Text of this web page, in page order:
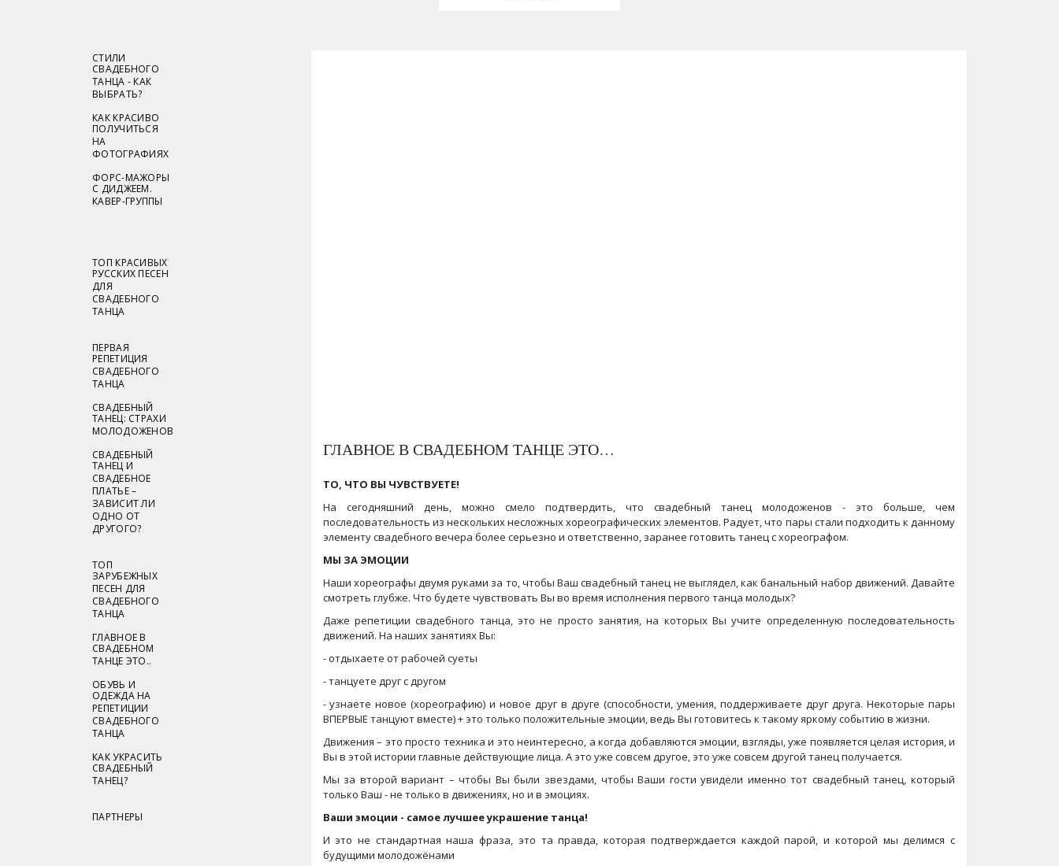
ГЛАВНОЕ В СВАДЕБНОМ ТАНЦЕ ЭТО…
ТО, ЧТО ВЫ ЧУВСТВУЕТЕ!
На сегодняшний день, можно смело подтвердить, что свадебный танец молодоженов - это больше, чем
последовательность из нескольких несложных хореографических элементов. Радует, что пары стали подходить к данному
элементу свадебного вечера более серьезно и ответственно, заранее готовить танец с хореографом.
МЫ ЗА ЭМОЦИИ
Наши хореографы двумя руками за то, чтобы Ваш свадебный танец не выглядел, как банальный набор движений. Давайте
смотреть глубже. Что будете чувствовать Вы во время исполнения первого танца молодых?
Даже репетиции свадебного танца, это не просто занятия, на которых Вы учите определенную последовательность
движений. На наших занятиях Вы:
- отдыхаете от рабочей суеты
- танцуете друг с другом
- узнаете новое (хореографию) и новое друг в друге (способности, умения, поддерживаете друг друга. Некоторые пары
ВПЕРВЫЕ танцуют вместе) + это только положительные эмоции, ведь Вы готовитесь к такому яркому событию в жизни.
Движения – это просто техника и это неинтересно, а когда добавляются эмоции, взгляды, уже появляется целая история, и
Вы в этой истории главные действующие лица. А это уже совсем другое, это уже совсем другой танец получается.
Мы за второй вариант – чтобы Вы были звездами, чтобы Ваши гости увидели именно тот свадебный танец, который
только Ваш - не только в движениях, но и в эмоциях.
Ваши эмоции - самое лучшее украшение танца!
И это не стандартная наша фраза, это та правда, которая подтверждается каждой парой, и которой мы делимся с
будущими молодожёнами
СТИЛИ
СВАДЕБНОГО
ТАНЦА - КАК
ВЫБРАТЬ?
КАК КРАСИВО
ПОЛУЧИТЬСЯ
НА
ФОТОГРАФИЯХ
ФОРС-МАЖОРЫ
С ДИДЖЕЕМ.
КАВЕР-ГРУППЫ
ТОП КРАСИВЫХ
РУССКИХ ПЕСЕН
ДЛЯ
СВАДЕБНОГО
ТАНЦА
ПЕРВАЯ
РЕПЕТИЦИЯ
СВАДЕБНОГО
ТАНЦА
СВАДЕБНЫЙ
ТАНЕЦ: СТРАХИ
МОЛОДОЖЕНОВ
СВАДЕБНЫЙ
ТАНЕЦ И
СВАДЕБНОЕ
ПЛАТЬЕ –
ЗАВИСИТ ЛИ
ОДНО ОТ
ДРУГОГО?
ТОП
ЗАРУБЕЖНЫХ
ПЕСЕН ДЛЯ
СВАДЕБНОГО
ТАНЦА
ГЛАВНОЕ В
СВАДЕБНОМ
ТАНЦЕ ЭТО..
ОБУВЬ И
ОДЕЖДА НА
РЕПЕТИЦИИ
СВАДЕБНОГО
ТАНЦА
КАК УКРАСИТЬ
СВАДЕБНЫЙ
ТАНЕЦ?
ПАРТНЕРЫ